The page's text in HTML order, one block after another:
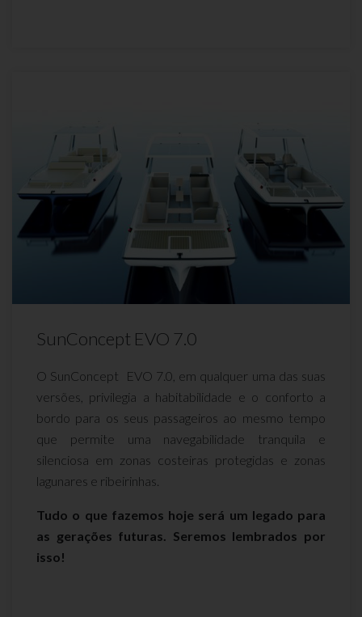
SunConcept EVO 7.0
O SunConcept EVO 7.0, em qualquer uma das suas
versões, privilegia a habitabilidade e o conforto a
bordo para os seus passageiros ao mesmo tempo
que permite uma navegabilidade tranquila e
silenciosa em zonas costeiras protegidas e zonas
lagunares e ribeirinhas.
Tudo o que fazemos hoje será um legado para
as gerações futuras. Seremos lembrados por
isso!